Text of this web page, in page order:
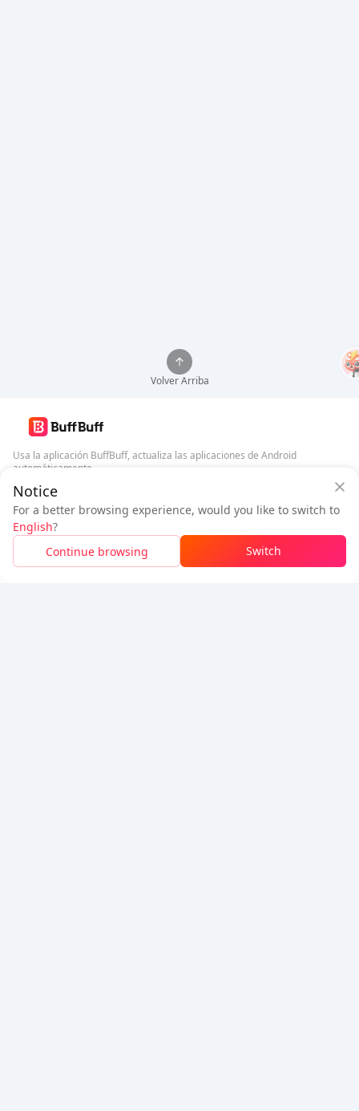
A pagar
Ahorrado$0.10
$0.89
Inicia sesiónparaobtener 50 puntos (0.50 USD)
Recargar
Notice
For a better browsing experience, would you like to switch to
English?
Continue browsing
Switch
Volver Arriba
Usa la aplicación BuffBuff, actualiza las aplicaciones de Android
automáticamente
Descargar BuffBuff
Síguenos